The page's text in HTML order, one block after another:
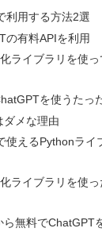
利用する方法2選
有料APIを利用
ライブラリを使
を使うたっ
ダメな理由
使えるPythonライ
ライブラリを使
ら無料でChatGPT